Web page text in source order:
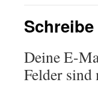
Deine E-
Felder sind